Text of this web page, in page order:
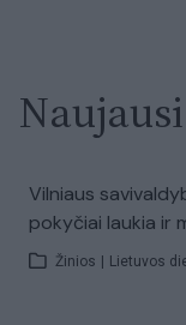
Vilniaus
pokyčiai laukia ir
Žinios Lietuvos